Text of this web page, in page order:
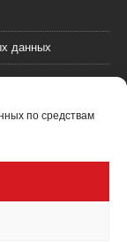
по средствам
данных